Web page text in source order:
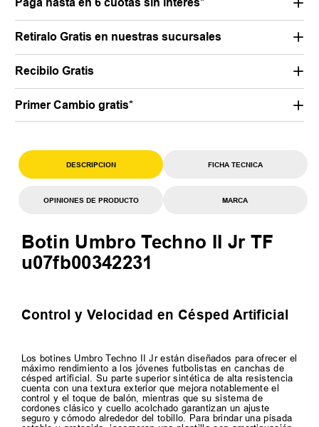
Pagá hasta en 6 cuotas sin interés*
Retiralo Gratis en nuestras sucursales
Recibilo Gratis
Primer Cambio gratis*
DESCRIPCION FICHA TECNICA
OPINIONES DE PRODUCTO MARCA
Botin Umbro Techno II Jr TF
u07fb00342231
Control y Velocidad en Césped Artificial
Los botines Umbro Techno II Jr están diseñados para ofrecer el
máximo rendimiento a los jóvenes futbolistas en canchas de
césped artificial. Su parte superior sintética de alta resistencia
cuenta con una textura exterior que mejora notablemente el
control y el toque de balón, mientras que su sistema de
cordones clásico y cuello acolchado garantizan un ajuste
seguro y cómodo alrededor del tobillo. Para brindar una pisada